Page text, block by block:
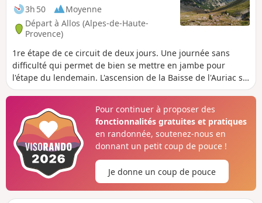
3h 50
Moyenne
Départ à Allos (Alpes-de-Haute-
Provence)
1re étape de ce circuit de deux jours. Une journée sans
difficulté qui permet de bien se mettre en jambe pour
l'étape du lendemain. L'ascension de la Baisse de l'Auriac se
fait en douceur. Au col, un panorama magnifique sur la Tête
Mercantour.
Pour continuer à proposer des
fonctionnalités gratuites et pratiques
en randonnée, soutenez-nous en
donnant un petit coup de pouce !
Je donne un coup de pouce